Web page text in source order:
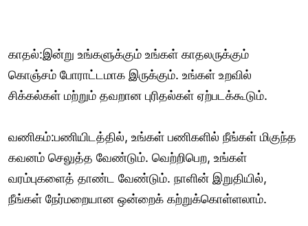
காதல்:இன்று உங்களுக்கும் உங்கள் காதலருக்கும்
கொஞ்சம் போராட்டமாக இருக்கும். உங்கள் உறவில்
சிக்கல்கள் மற்றும் தவறான புரிதல்கள் ஏற்படக்கூடும்.
வணிகம்:பணியிடத்தில், உங்கள் பணிகளில் நீங்கள் மிகுந்த
கவனம் செலுத்த வேண்டும். வெற்றிபெற, உங்கள்
வரம்புகளைத் தாண்ட வேண்டும். நாளின் இறுதியில்,
நீங்கள் நேர்மறையான ஒன்றைக் கற்றுக்கொள்ளலாம்.